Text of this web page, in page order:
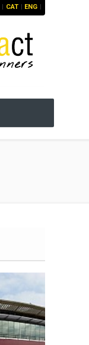
| CAT | ENG |